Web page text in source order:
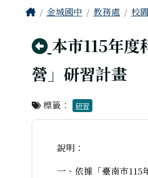
主內容區域
Home金城國中 教務處 校
回上頁
本市115年度
營」研習計畫
標籤： 研習
說明：
一、依據「臺南市115
頁尾區域